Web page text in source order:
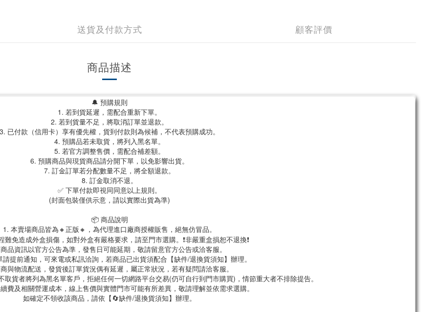
送貨及付款方式 顧客評價
商品描述
🔔 預購規則
1. 若到貨延遲，需配合重新下單。
2. 若到貨量不足，將取消訂單並退款。
3. 已付款（信用卡）享有優先權，貨到付款則為候補，不代表預購成功。
4. 預購品若未取貨，將列入黑名單。
5. 若官方調整售價，需配合補差額。
6. 預購商品與現貨商品請分開下單，以免影響出貨。
7. 訂金訂單若分配數量不足，將全額退款。
8. 訂金取消不退。
✅ 下單付款即視同同意以上規則。
(封面包裝僅供示意，請以實際出貨為準)
📦 商品說明
1. 本賣場商品皆為🔸正版🔸，為代理進口廠商授權販售，絕無仿冒品。
難免造成外盒損傷，如對外盒有嚴格要求，請至門市選購。❗非嚴重盒損恕不退換❗
品資訊以官方公告為準，發售日可能延期，敬請留意官方公告或洽客服。
提前通知，可來電或私訊洽詢，若商品已出貨須配合【缺件/退換貨須知】辦理。
與物流配送，發貨後訂單貨況偶有延遲，屬正常狀況，若有疑問請洽客服。
貨者將列為黑名單客戶，拒絕任何一切網路平台交易(仍可自行到門市購買)，情節重大者不排除提告。
費及相關營運成本，線上售價與實體門市可能有所差異，敬請理解並依需求選購。
如確定不領收該商品，請依【🔄缺件/退換貨須知】辦理。